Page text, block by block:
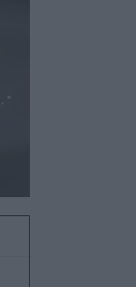
. *